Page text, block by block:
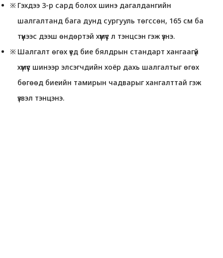
Гэхдээ 3-р сард болох шинэ дагалдангийн
шалгалтанд бага дунд сургууль төгссөн, 165 см ба
түүнээс дээш өндөртэй хүмүүс л тэнцсэн гэж үзнэ.
Шалгалт өгөх үед бие бялдрын стандарт хангаагүй
хүмүүс шинээр элсэгчдийн хоёр дахь шалгалтыг өгөх
бөгөөд биеийн тамирын чадварыг хангалттай гэж
үзвэл тэнцэнэ.